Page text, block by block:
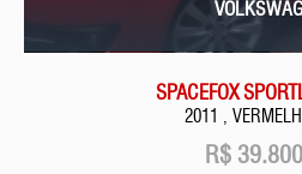
SPACEFOX
2011 ,
R$